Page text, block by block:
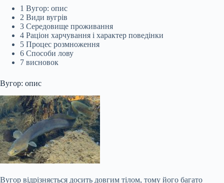
1 Вугор: опис
2 Види вугрів
3 Середовище проживання
4 Раціон харчування і характер поведінки
5 Процес розмноження
6 Способи лову
7 висновок
Вугор: опис
Вугор відрізняється досить довгим тілом, тому його багато